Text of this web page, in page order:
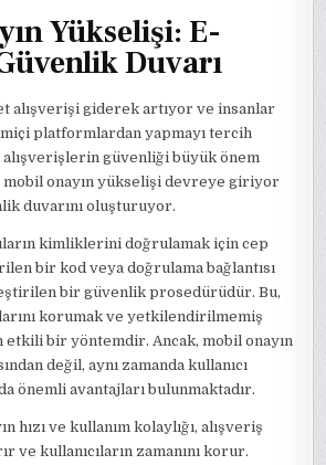
Yükselişi: E-
Duvarı
alışverişi giderek artıyor ve insanlar
platformlardan yapmayı tercih
güvenliği büyük önem
mobil onayın yükselişi devreye giriyor
duvarını oluşturuyor.
kimliklerini doğrulamak için cep
bir kod veya doğrulama bağlantısı
bir güvenlik prosedürüdür. Bu,
korumak ve yetkilendirilmemiş
bir yöntemdir. Ancak, mobil onayın
değil, aynı zamanda kullanıcı
önemli avantajları bulunmaktadır.
hızı ve kullanım kolaylığı, alışveriş
ve kullanıcıların zamanını korur.